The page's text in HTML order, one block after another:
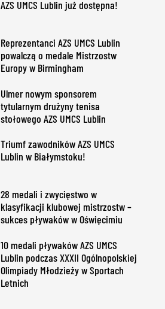
AZS UMCS Lublin już dostępna!
Reprezentanci AZS UMCS Lublin
powalczą o medale Mistrzostw
Europy w Birmingham
Ulmer nowym sponsorem
tytularnym drużyny tenisa
stołowego AZS UMCS Lublin
Triumf zawodników AZS UMCS
Lublin w Białymstoku!
28 medali i zwycięstwo w
klasyfikacji klubowej mistrzostw –
sukces pływaków w Oświęcimiu
10 medali pływaków AZS UMCS
Lublin podczas XXXII Ogólnopolskiej
Olimpiady Młodzieży w Sportach
Letnich